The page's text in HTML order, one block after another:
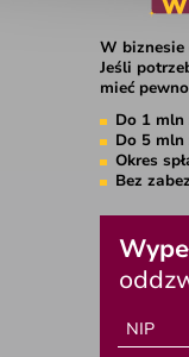
W biznesie
Jeśli
mieć
Do 1 mln
Do 5 mln
Okres
Bez